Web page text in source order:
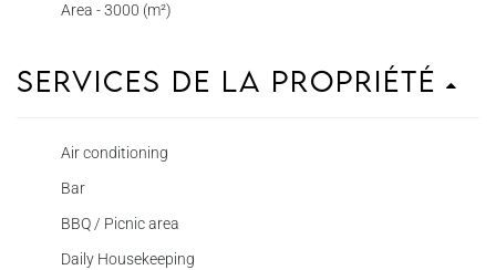
Area - 3000 (m²)
Services de la propriété
Air conditioning
Bar
BBQ / Picnic area
Daily Housekeeping